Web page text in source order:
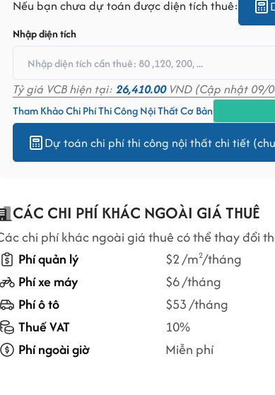
Nếu bạn chưa dự toán được diện tích thuê:
Nhập diện tích
Tỷ giá VCB hiện tại: 26,410.00VND (Cập nhật 09/
Tham Khảo Chi Phí Thi Công Nội Thất Cơ Bản
Dự toán chi phí thi công nội thất chi tiết
CÁC CHI PHÍ KHÁC NGOÀI GIÁ THUÊ
chi phí khác ngoài giá thuê có thể thay đổi
Phí quản lý
$2 /m2/tháng
Phí xe máy
$6 /tháng
Phí ô tô
$53 /tháng
Thuế VAT
10%
Phí ngoài giờ
Miễn phí